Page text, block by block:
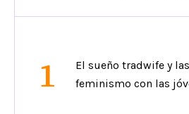
1
El sueño tradwife y
feminismo con las